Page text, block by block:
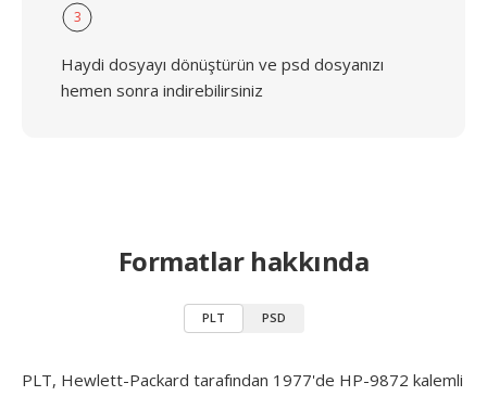
3
Haydi dosyayı dönüştürün ve psd dosyanızı
hemen sonra indirebilirsiniz
Formatlar hakkında
PLT PSD
PLT, Hewlett-Packard tarafından 1977'de HP-9872 kalemli